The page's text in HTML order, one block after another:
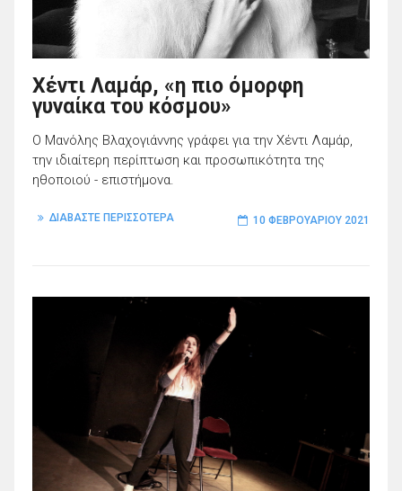
Χέντι Λαμάρ, «η πιο όμορφη
γυναίκα του κόσμου»
Ο Μανόλης Βλαχογιάννης γράφει για την Χέντι Λαμάρ,
την ιδιαίτερη περίπτωση και προσωπικότητα της
ηθοποιού - επιστήμονα.
ΔΙΑΒΑΣΤΕ ΠΕΡΙΣΣΟΤΕΡΑ 10 ΦΕΒΡΟΥΑΡΊΟΥ 2021